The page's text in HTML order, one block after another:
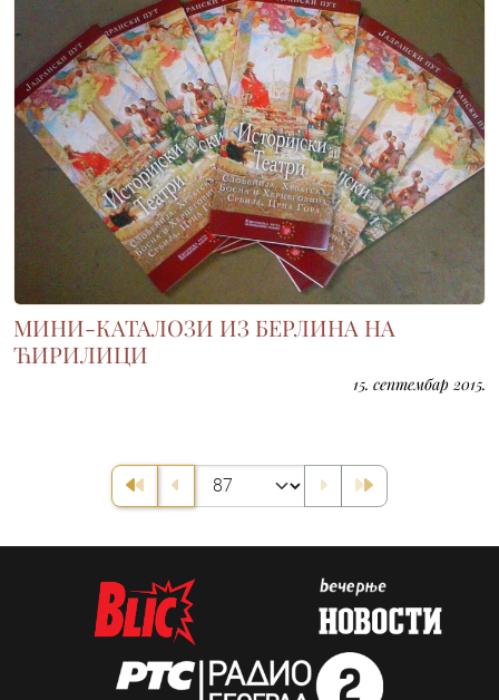
МИНИ-КАТАЛОЗИ ИЗ БЕРЛИНА НА
ЋИРИЛИЦИ
15. септембар 2015.